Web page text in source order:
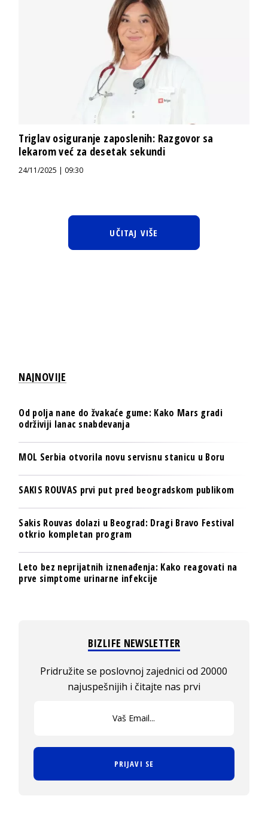
Triglav osiguranje zaposlenih: Razgovor sa
lekarom već za desetak sekundi
24/11/2025 | 09:30
UČITAJ VIŠE
NAJNOVIJE
Od polja nane do žvakaće gume: Kako Mars gradi
održiviji lanac snabdevanja
MOL Serbia otvorila novu servisnu stanicu u Boru
SAKIS ROUVAS prvi put pred beogradskom publikom
Sakis Rouvas dolazi u Beograd: Dragi Bravo Festival
otkrio kompletan program
Leto bez neprijatnih iznenađenja: Kako reagovati na
prve simptome urinarne infekcije
BIZLIFE NEWSLETTER
Pridružite se poslovnoj zajednici od 20000
najuspešnijih i čitajte nas prvi
PRIJAVI SE